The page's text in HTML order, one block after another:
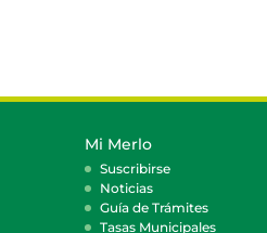
Mi Merlo
Suscribirse
Noticias
Guía de Trámites
Tasas Municipales